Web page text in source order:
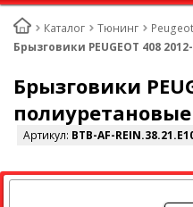
Каталог Тюнинг Peugeot
Брызговики PEUGEOT 408
Брызговики
полиуретановые
Артикул: BTB-AF-